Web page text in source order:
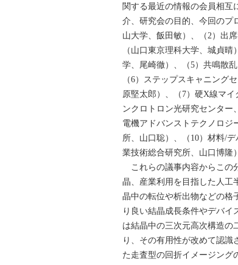
関する最近の情報の会員相互
介、研究会の目的、今回のプ
山大学、飯田敏）、（2）出
（山口東京理科大学、城貞
学、尾崎徹）、（5）共鳴散
（6）ステップスキャニング
原堅太郎）、（7）硬X線マ
ンクロトロン光研究センター
電機アドバンストテクノロジ
所、山口聡）、（10）材料/
業技術総合研究所、山口博隆）
これらの議事内容からこの
晶、産業利用を目指した人工
晶中の転位や析出物などの格
り良い結晶成長条件やデバ
は結晶中の三次元高次構造の
り、その有用性が改めて認
た走査型の回折イメージング